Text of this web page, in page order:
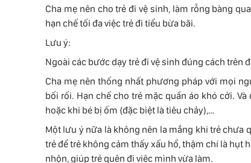
Cha mẹ nên cho trẻ đi vệ sinh, làm rỗng bàng
hạn chế tối đa việc trẻ đi tiểu bừa bãi.
Lưu ý:
Ngoài các bước dạy trẻ đi vệ sinh đúng cách trên
Cha mẹ nên thống nhất phương pháp với mọi
bối rối. Hạn chế cho trẻ mặc quần áo khó cởi.
hoặc khi bé bị ốm (đặc biệt là tiêu chảy),…
Một lưu ý nữa là không nên la mắng khi trẻ chưa
trẻ để trẻ không cảm thấy xấu hổ, thậm chí là hụt
nhộn, giúp trẻ quên đi việc mình vừa làm.